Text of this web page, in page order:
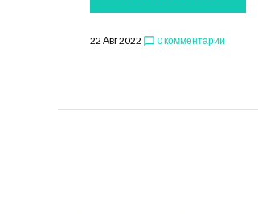
22 Авг 2022 chat_bubble_outline 0 комментарии